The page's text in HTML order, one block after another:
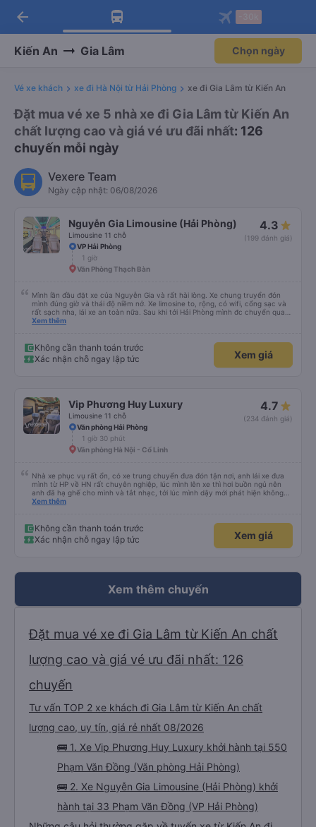
Tải app Vexere ngay!
Nhận ưu đãi thành viên độc
Mở app
Tải app Vexere
-30k/ghế khi đặt vé máy bay qua
Mở app
arrow_back
Kiến An Gia Lâm Chọn ngày
Vé xe khách xe đi Hà Nội từ Hải Phòng xe đi Gia Lâm từ Kiến An
Đặt mua vé xe 5 nhà xe đi Gia Lâm từ Kiến An
chất lượng cao và giá vé ưu đãi nhất: 126
chuyến mỗi ngày
Vexere Team
Ngày cập nhật: 06/08/2026
Nguyễn Gia Limousine (Hải Phòng)
Limousine 11 chỗ
4.3
(199 đánh giá)
VP Hải Phòng
1 giờ
Văn Phòng Thạch Bàn
Mình lần đầu đặt xe của Nguyễn Gia và rất hài lòng. Xe chung truyển đón
mình đúng giờ và thái độ niềm nở. Xe limosine to, rộng, có wifi, cổng sạc và
rất sạch nha, lái xe an toàn nữa. Sau khi tới Hải Phòng mình đc chuyển qua
xe trung chuyển ( vf6) sạch sẽ, thoải mái bạn lái xe rất nice. 1 trải nghiệm
Xem thêm
Không cần thanh toán trước
Xác nhận chỗ ngay lập tức
Xem giá
Vip Phương Huy Luxury
Limousine 11 chỗ
4.7
(234 đánh giá)
Văn phòng Hải Phòng
1 giờ 30 phút
Văn phòng Hà Nội - Cổ Linh
Nhà xe phục vụ rất ổn, có xe trung chuyển đưa đón tận nơi, anh lái xe đưa
mình từ HP về HN rất chuyên nghiệp, lúc mình lên xe thì hơi buồn ngủ nên
anh đã hạ ghế cho mình và tắt nhạc, tới lúc mình dậy mới phát hiện không
thấy điện thoại thì anh đã ngay lập tức gọi xe trung chuyển để tìm điện thoại
Xem thêm
Không cần thanh toán trước
Xác nhận chỗ ngay lập tức
Xem giá
Xem thêm chuyến
Đặt mua vé xe đi Gia Lâm từ Kiến An chất
lượng cao và giá vé ưu đãi nhất: 126
chuyến
Tư vấn TOP 2 xe khách đi Gia Lâm từ Kiến An chất
lượng cao, uy tín, giá rẻ nhất 08/2026
🚌 1. Xe Vip Phương Huy Luxury khởi hành tại 550
Phạm Văn Đồng (Văn phòng Hải Phòng)
🚌 2. Xe Nguyễn Gia Limousine (Hải Phòng) khởi
hành tại 33 Phạm Văn Đồng (VP Hải Phòng)